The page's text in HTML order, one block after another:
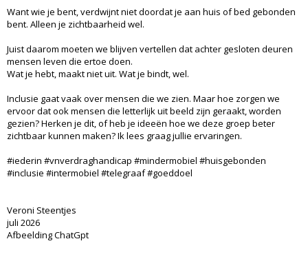
Want wie je bent, verdwijnt niet doordat je aan huis of bed gebonden
bent. Alleen je zichtbaarheid wel.
Juist daarom moeten we blijven vertellen dat achter gesloten deuren
mensen leven die ertoe doen.
Wat je hebt, maakt niet uit. Wat je bindt, wel.
Inclusie gaat vaak over mensen die we zien. Maar hoe zorgen we
ervoor dat ook mensen die letterlijk uit beeld zijn geraakt, worden
gezien? Herken je dit, of heb je ideeën hoe we deze groep beter
zichtbaar kunnen maken? Ik lees graag jullie ervaringen.
#iederin #vnverdraghandicap #mindermobiel #huisgebonden
#inclusie #intermobiel #telegraaf #goeddoel
Veroni Steentjes
juli 2026
Afbeelding ChatGpt